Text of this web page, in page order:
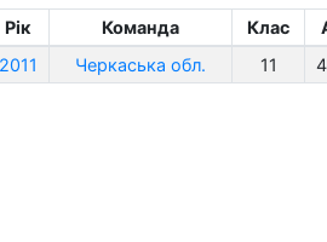
Рік Команда Клас
2011 Черкаська обл. 11